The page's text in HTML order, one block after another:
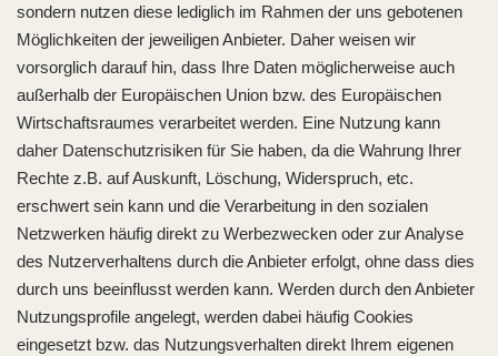
sondern nutzen diese lediglich im Rahmen der uns gebotenen
Möglichkeiten der jeweiligen Anbieter. Daher weisen wir
vorsorglich darauf hin, dass Ihre Daten möglicherweise auch
außerhalb der Europäischen Union bzw. des Europäischen
Wirtschaftsraumes verarbeitet werden. Eine Nutzung kann
daher Datenschutzrisiken für Sie haben, da die Wahrung Ihrer
Rechte z.B. auf Auskunft, Löschung, Widerspruch, etc.
erschwert sein kann und die Verarbeitung in den sozialen
Netzwerken häufig direkt zu Werbezwecken oder zur Analyse
des Nutzerverhaltens durch die Anbieter erfolgt, ohne dass dies
durch uns beeinflusst werden kann. Werden durch den Anbieter
Nutzungsprofile angelegt, werden dabei häufig Cookies
eingesetzt bzw. das Nutzungsverhalten direkt Ihrem eigenen